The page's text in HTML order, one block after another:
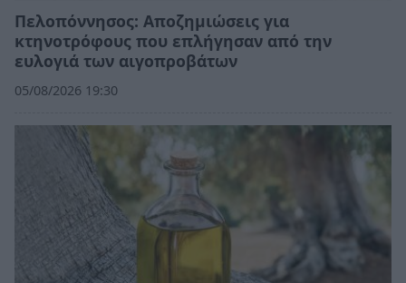
Πελοπόννησος: Αποζημιώσεις για
κτηνοτρόφους που επλήγησαν από την
ευλογιά των αιγοπροβάτων
05/08/2026 19:30